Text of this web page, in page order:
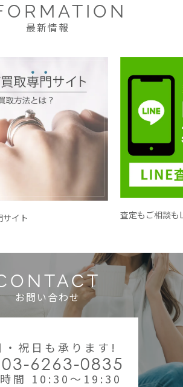
最新情報
イト 査定もご相談も
お問い合わせ
・祝日も承ります!
03-6263-0835
間 10:30～19:30